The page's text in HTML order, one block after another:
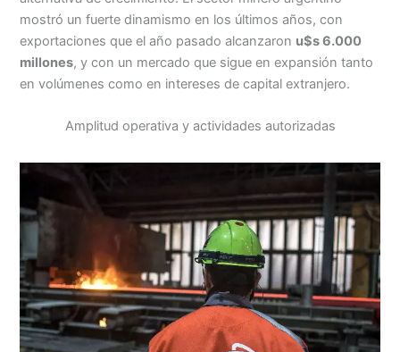
mostró un fuerte dinamismo en los últimos años, con
exportaciones que el año pasado alcanzaron u$s 6.000
millones, y con un mercado que sigue en expansión tanto
en volúmenes como en intereses de capital extranjero.
Amplitud operativa y actividades autorizadas